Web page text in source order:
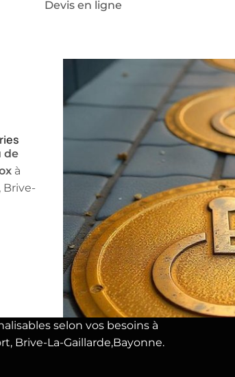
Devis en ligne
de
à
Brive-
selon vos besoins à
Brive-La-Gaillarde,Bayonne.